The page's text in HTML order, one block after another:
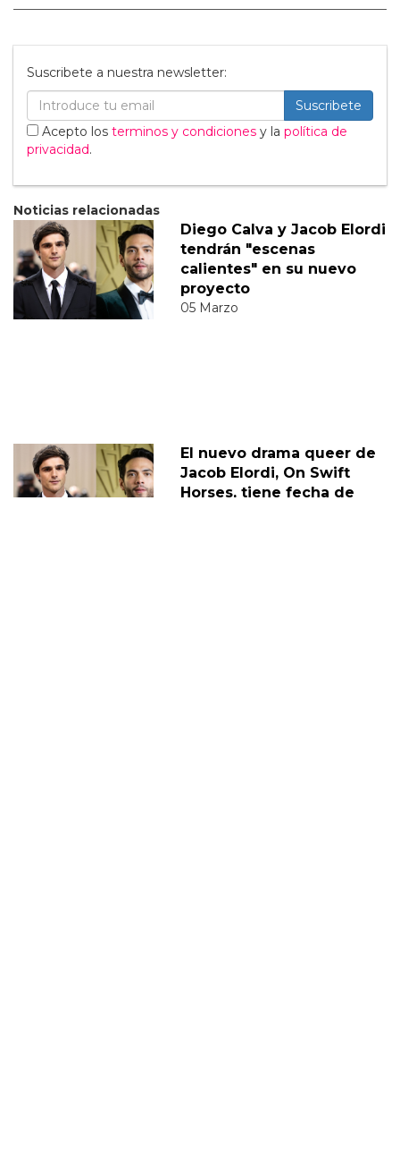
Suscribete a nuestra newsletter:
Suscribete
Acepto los terminos y condiciones y la política de
privacidad.
Noticias relacionadas
Diego Calva y Jacob Elordi
tendrán "escenas
calientes" en su nuevo
proyecto
05 Marzo
El nuevo drama queer de
Jacob Elordi, On Swift
Horses, tiene fecha de